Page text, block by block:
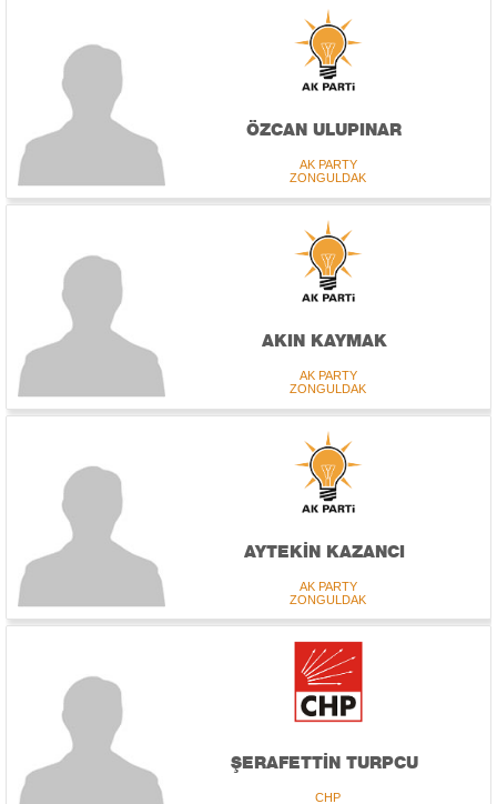
ÖZCAN ULUPINAR
AK PARTY
ZONGULDAK
AKIN KAYMAK
AK PARTY
ZONGULDAK
AYTEKİN KAZANCI
AK PARTY
ZONGULDAK
ŞERAFETTİN TURPCU
CHP